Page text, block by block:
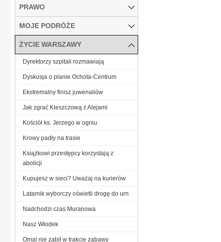
PRAWO
MOJE PODRÓŻE
ŻYCIE WARSZAWY
Dyrektorzy szpitali rozmawiają
Dyskusja o planie Ochota-Centrum
Ekstremalny finisz juwenaliów
Jak zgrać Kleszczową z Alejami
Kościół ks. Jerzego w ogniu
Krowy padły na trasie
Książkowi przestępcy korzystają z
abolicji
Kupujesz w sieci? Uważaj na kurierów
Latarnik wyborczy oświetli drogę do urn
Nadchodzi czas Muranowa
Nasz Włodek
Omal nie zabił w trakcie zabawy